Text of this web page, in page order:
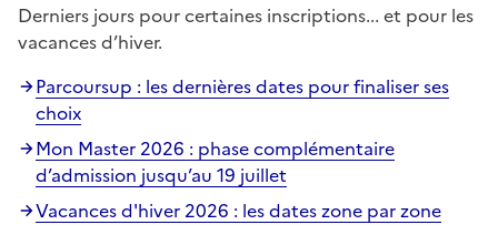
Derniers jours pour certaines inscriptions... et pour les
vacances d’hiver.
Parcoursup : les dernières dates pour finaliser ses
choix
Mon Master 2026 : phase complémentaire
d’admission jusqu’au 19 juillet
Vacances d'hiver 2026 : les dates zone par zone